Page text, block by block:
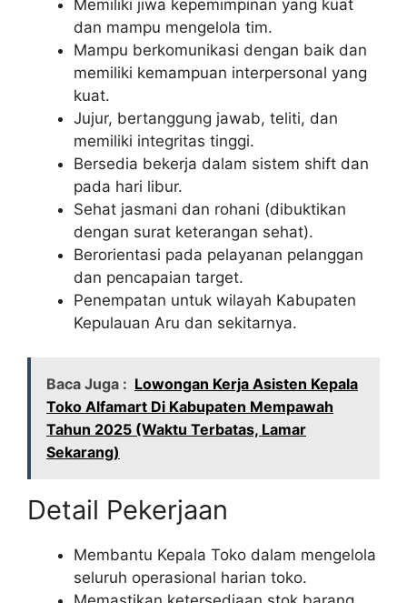
Memiliki jiwa kepemimpinan yang kuat
dan mampu mengelola tim.
Mampu berkomunikasi dengan baik dan
memiliki kemampuan interpersonal yang
kuat.
Jujur, bertanggung jawab, teliti, dan
memiliki integritas tinggi.
Bersedia bekerja dalam sistem shift dan
pada hari libur.
Sehat jasmani dan rohani (dibuktikan
dengan surat keterangan sehat).
Berorientasi pada pelayanan pelanggan
dan pencapaian target.
Penempatan untuk wilayah Kabupaten
Kepulauan Aru dan sekitarnya.
Baca Juga : Lowongan Kerja Asisten Kepala
Toko Alfamart Di Kabupaten Mempawah
Tahun 2025 (Waktu Terbatas, Lamar
Sekarang)
Detail Pekerjaan
Membantu Kepala Toko dalam mengelola
seluruh operasional harian toko.